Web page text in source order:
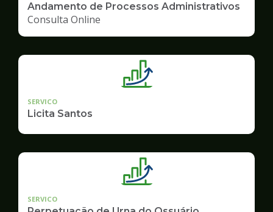
Andamento de Processos Administrativos
Consulta Online
SERVICO
Licita Santos
SERVICO